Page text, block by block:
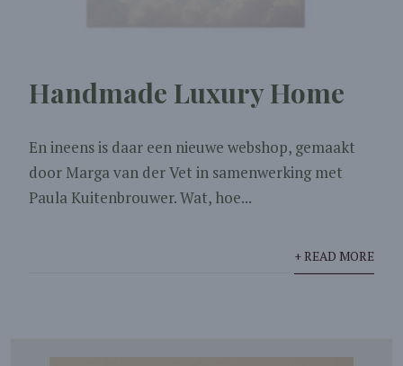
Handmade Luxury Home
En ineens is daar een nieuwe webshop, gemaakt
door Marga van der Vet in samenwerking met
Paula Kuitenbrouwer. Wat, hoe...
+ READ MORE